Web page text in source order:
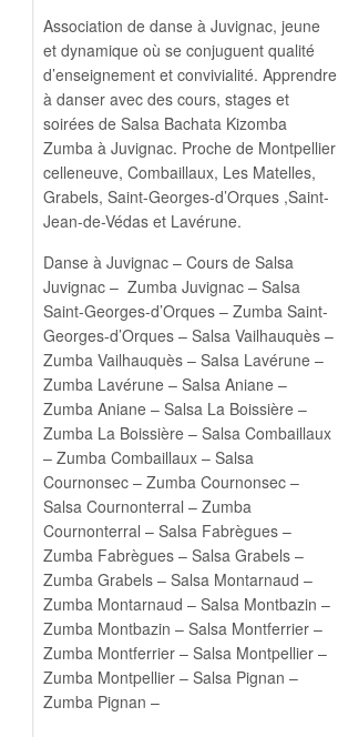
Association de danse à Juvignac, jeune
et dynamique où se conjuguent qualité
d’enseignement et convivialité. Apprendre
à danser avec des cours, stages et
soirées de Salsa Bachata Kizomba
Zumba à Juvignac. Proche de Montpellier
celleneuve, Combaillaux, Les Matelles,
Grabels, Saint-Georges-d’Orques ,Saint-
Jean-de-Védas et Lavérune.
Danse à Juvignac – Cours de Salsa
Juvignac – Zumba Juvignac – Salsa
Saint-Georges-d’Orques – Zumba Saint-
Georges-d’Orques – Salsa Vailhauquès –
Zumba Vailhauquès – Salsa Lavérune –
Zumba Lavérune – Salsa Aniane –
Zumba Aniane – Salsa La Boissière –
Zumba La Boissière – Salsa Combaillaux
– Zumba Combaillaux – Salsa
Cournonsec – Zumba Cournonsec –
Salsa Cournonterral – Zumba
Cournonterral – Salsa Fabrègues –
Zumba Fabrègues – Salsa Grabels –
Zumba Grabels – Salsa Montarnaud –
Zumba Montarnaud – Salsa Montbazin –
Zumba Montbazin – Salsa Montferrier –
Zumba Montferrier – Salsa Montpellier –
Zumba Montpellier – Salsa Pignan –
Zumba Pignan –